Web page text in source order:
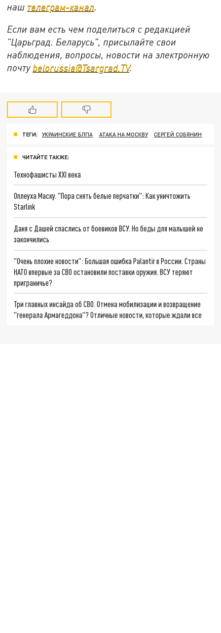
наш телеграм-канал
Если вам есть чем поделиться с редакцией
"Царьград. Беларусь", присылайте свои
наблюдения, вопросы, новости на электронную
почту belorussia@Tsargrad.TV.
ТЕГИ: УКРАИНСКИЕ БЛПА АТАКА НА МОСКВУ СЕРГЕЙ СОБЯНИН
ЧИТАЙТЕ ТАКЖЕ:
Технофашисты XXI века
Оплеуха Маску. "Пора снять белые перчатки": Как уничтожить
Starlink
Даня с Дашей спаслись от боевиков ВСУ. Но беды для малышей не
закончились
"Очень плохие новости": Большая ошибка Palantir в России. Страны
НАТО впервые за СВО остановили поставки оружия. ВСУ теряют
приграничье?
Три главных инсайда об СВО. Отмена мобилизации и возвращение
"генерала Армагеддона"? Отличные новости, которые ждали все